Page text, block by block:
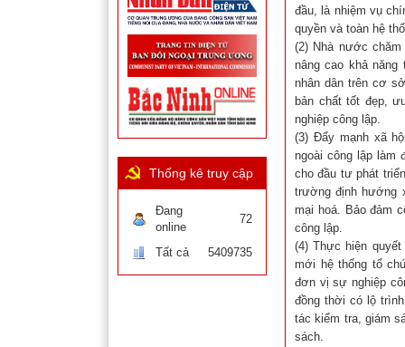
đầu, là nhiệm vụ
quyền và toàn hệ
(2) Nhà nước
nâng cao khả
nhân dân trên cơ
bản chất tốt đẹp,
nghiệp công lập.
(3) Đẩy mạnh xã
ngoài công lập làm
cho đầu tư phát
trường định hướng
mại hoá. Bảo đảm
công lập.
(4) Thực hiện
mới hệ thống tổ
đơn vị sự nghiệp
đồng thời có lộ
tác kiểm tra, giám
sách.
Thống kê truy cập
Đang
online
72
Tất cả 5409735